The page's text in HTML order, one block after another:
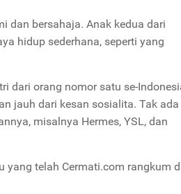
dan bersahaja. Anak kedua dari
hidup sederhana, seperti yang
dari orang nomor satu se-
jauh dari kesan sosialita. Tak ada
misalnya Hermes, YSL, dan
yang telah Cermati.com rangkum